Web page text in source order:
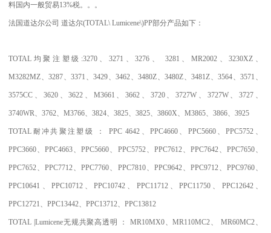
料国内一般贸易13%税。。。
法国道达尔公司 道达尔(TOTAL\ Lumicene\)PP部分产品如下：
TOTAL 均聚注塑级 :3270、 3271 、3276 、 3281 、 MR2002、3230XZ 、
M3282MZ、3287、3371 、3429、3462、3480Z、3480Z、3481Z、3564、3571 、
3575CC 、 3620、3622 、 M3661 、3662 、 3720、3727W 、 3727W、 3727、
3740WR、3762、M3766、3824、3825、3825、3860X、M3865、3866、3925
TOTAL 耐冲共聚注塑级 ：PPC 4642 、PPC4660 、 PPC5660、PPC5752 、
PPC3660、PPC4663、PPC5660、 PPC5752、 PPC7612、 PPC7642、 PPC7650、
PPC7652、PPC7712、PPC7760、 PPC7810、 PPC9642、 PPC9712、 PPC9760、
PPC10641 、 PPC10712、PPC10742 、 PPC11712、PPC11750 、 PPC12642、
PPC12721、PPC13442、PPC13712、PPC13812
TOTAL |Lumicene无规共聚高透明 ： MR10MX0、MR110MC2、 MR60MC2、